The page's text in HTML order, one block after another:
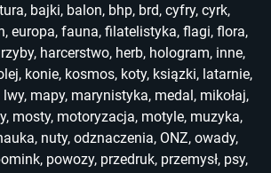
, bajki, balon, bhp, brd, cyfry, cyrk,
, europa, fauna, filatelistyka, flagi, flora,
, harcerstwo, herb, hologram, inne,
, konie, kosmos, koty, ksiązki, latarnie,
lwy, mapy, marynistyka, medal, mikołaj,
, mosty, motoryzacja, motyle, muzyka,
, nuty, odznaczenia, ONZ, owady,
, powozy, przedruk, przemysł, psy,